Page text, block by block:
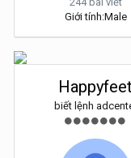
Giới tính:Male
Happyfeet
biết lệnh